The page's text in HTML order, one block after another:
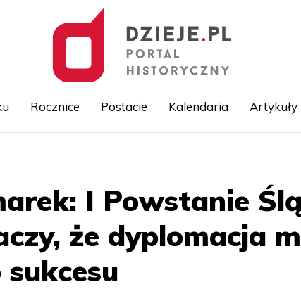
Rocznice Postacie Kalendaria Artykuły
I Powstanie
że dyplomacja